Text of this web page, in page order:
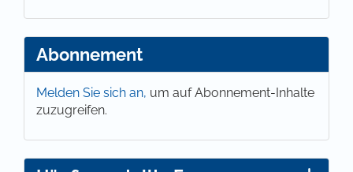
Abonnement
Melden Sie sich an, um auf Abonnement-Inhalte
zuzugreifen.